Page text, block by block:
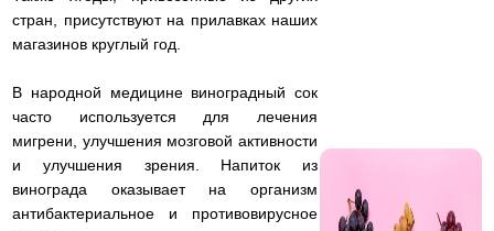
стран, присутствуют на прилавках наших
магазинов круглый год.
В народной медицине виноградный сок
часто используется для лечения
мигрени, улучшения мозговой активности
и улучшения зрения. Напиток из
винограда оказывает на организм
антибактериальное и противовирусное